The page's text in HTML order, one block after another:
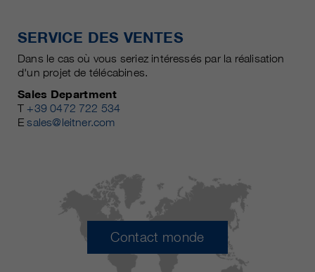
SERVICE DES VENTES
Dans le cas où vous seriez intéressés par la réalisation
d'un projet de télécabines.
Sales Department
T +39 0472 722 534
Esales@leitner.com
Contact monde